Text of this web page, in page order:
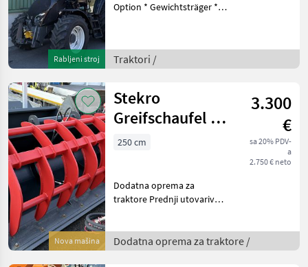
Rabljeni stroj
Option * Gewichtsträger *
Hydraulikpumpe * 3 St.;
2xDA KO FL+DA FD KO FL * 2
Traktori /
Nova mašina
Stekro
Greifschaufel 2,5
Bobcat
3.300
€
sa 20% PDV-
a
2.750 € neto
250 cm
Dodatna oprema za
traktore Prednji utovarivači
Dodatna oprema za traktore /